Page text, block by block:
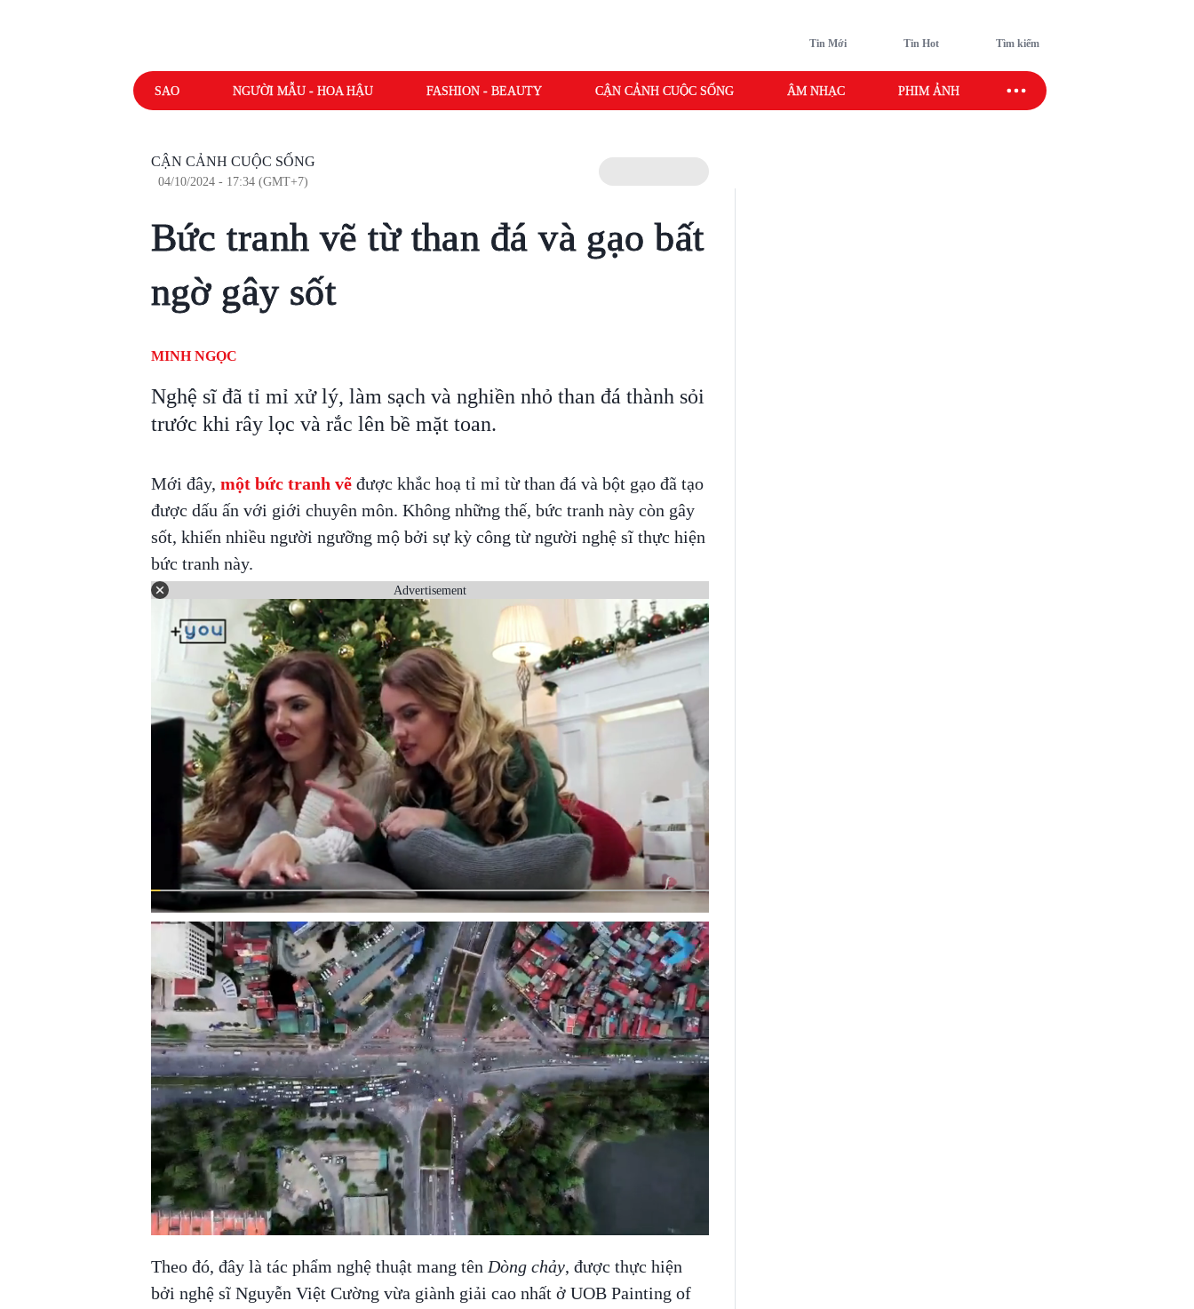
Tin Mới Tin Hot Tìm kiếm
SAO NGƯỜI MẪU - HOA HẬU FASHION - BEAUTY CẬN CẢNH CUỘC SỐNG ÂM NHẠC PHIM ẢNH SAO SPORT
CẬN CẢNH CUỘC SỐNG
04/10/2024 - 17:34 (GMT+7)
Bức tranh vẽ từ than đá và gạo bất
ngờ gây sốt
MINH NGỌC
Nghệ sĩ đã tỉ mỉ xử lý, làm sạch và nghiền nhỏ than đá thành sỏi
trước khi rây lọc và rắc lên bề mặt toan.
Mới đây, một bức tranh vẽđược khắc hoạ tỉ mỉ từ than đá và bột gạo đã tạo
được dấu ấn với giới chuyên môn. Không những thế, bức tranh này còn gây
sốt, khiến nhiều người ngưỡng mộ bởi sự kỳ công từ người nghệ sĩ thực hiện
bức tranh này.
Advertisement
Theo đó, đây là tác phẩm nghệ thuật mang tên Dòng chảy, được thực hiện
bởi nghệ sĩ Nguyễn Việt Cường vừa giành giải cao nhất ở UOB Painting of